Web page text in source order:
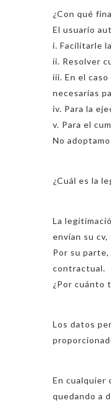
¿Con qué
El usuario
i. Facilitarle
ii. Resolver
iii. En el
necesarias
iv. Para la
v. Para el
No
¿Cuál es la
La
envían su
Por su
contractual.
¿Por cuánto
Los datos
En cualquier
quedando a